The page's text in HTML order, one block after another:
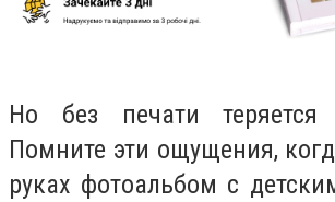
Но без печати
Помните эти ощущения,
руках фотоальбом с